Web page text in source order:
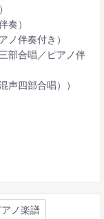
奏）
ノ伴奏付き）
部合唱／ピアノ伴
声四部合唱））
ノ楽譜